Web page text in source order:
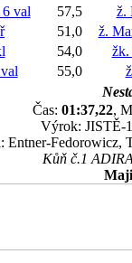
val 57,5
ž.
51,0
ž.
54,0
žk.
55,0
Čas: 01:37,22,
Výrok: JISTĚ-
Entner-Fedorowicz,
Kůň č.1